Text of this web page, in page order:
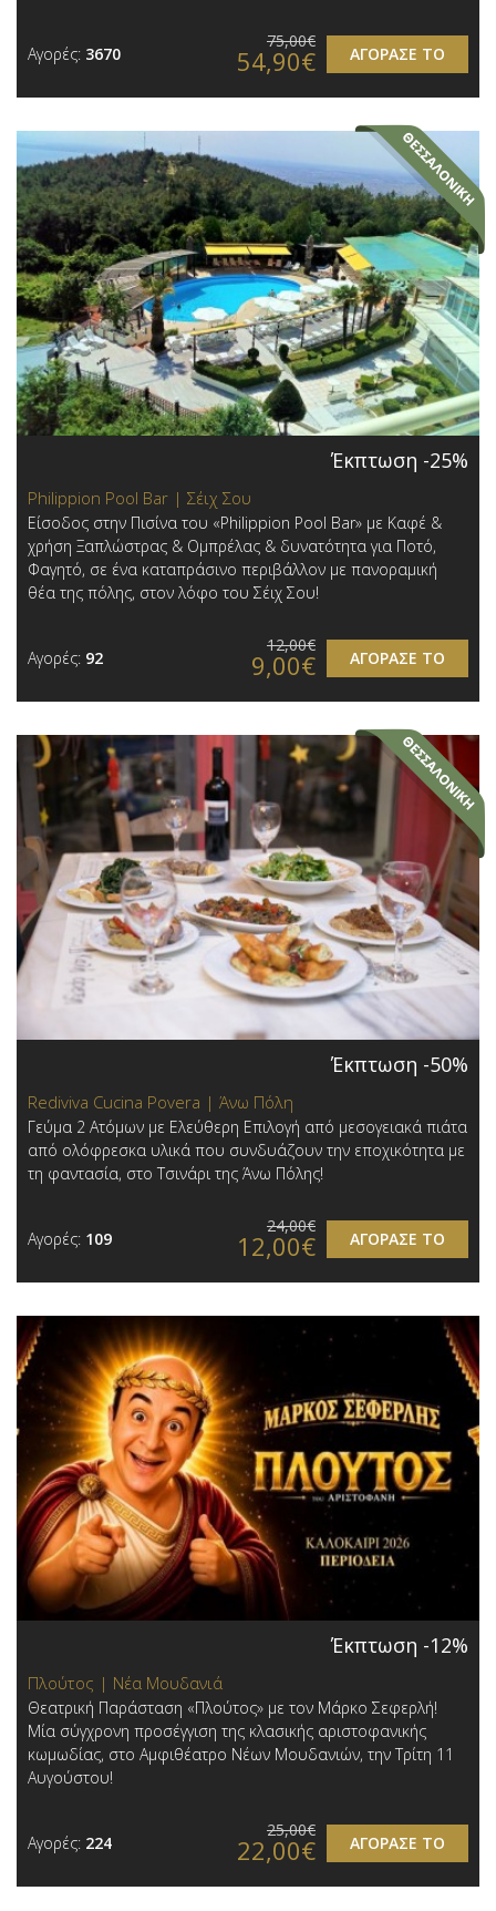
Αγορές: 3670 ΑΓΟΡΑΣΕ ΤΟ
75,00€
54,90€
Έκπτωση -25%
Philippion Pool Bar | Σέιχ Σου
Είσοδος στην Πισίνα του «Philippion Pool Bar» με Καφέ &
χρήση Ξαπλώστρας & Ομπρέλας & δυνατότητα για Ποτό,
Φαγητό, σε ένα καταπράσινο περιβάλλον με πανοραμική
θέα της πόλης, στον λόφο του Σέιχ Σου!
Αγορές: 92 ΑΓΟΡΑΣΕ ΤΟ
12,00€
9,00€
Έκπτωση -50%
Rediviva Cucina Povera | Άνω Πόλη
Γεύμα 2 Ατόμων με Ελεύθερη Επιλογή από μεσογειακά πιάτα
από ολόφρεσκα υλικά που συνδυάζουν την εποχικότητα με
τη φαντασία, στο Τσινάρι της Άνω Πόλης!
Αγορές: 109 ΑΓΟΡΑΣΕ ΤΟ
24,00€
12,00€
Έκπτωση -12%
Πλούτος | Νέα Μουδανιά
Θεατρική Παράσταση «Πλούτος» με τον Μάρκο Σεφερλή!
Μία σύγχρονη προσέγγιση της κλασικής αριστοφανικής
κωμωδίας, στο Αμφιθέατρο Νέων Μουδανιών, την Τρίτη 11
Αυγούστου!
Αγορές: 224 ΑΓΟΡΑΣΕ ΤΟ
25,00€
22,00€